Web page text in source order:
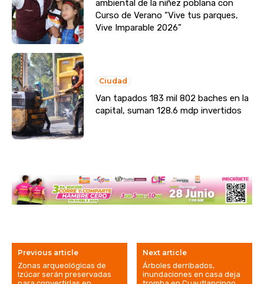
ambiental de la niñez poblana con
Curso de Verano “Vive tus parques,
Vive Imparable 2026”
Ciudad
Van tapados 183 mil 802 baches en la
capital, suman 128.6 mdp invertidos
Previous article
Zonas arqueológicas de
Izúcar serán preservadas
Next article
Árboles derribados,
inundaciones en casa deja